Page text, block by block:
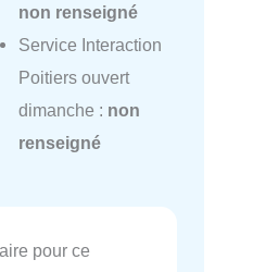
non renseigné
Service Interaction
Poitiers ouvert
dimanche : non
renseigné
pour ce